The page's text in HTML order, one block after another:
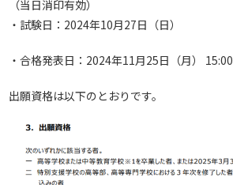
（当日消印有効）
・試験日：2024年10月27日（日）
・合格発表日：2024年11月25日（月） 15:00
出願資格は以下のとおりです。